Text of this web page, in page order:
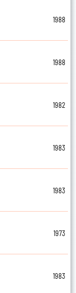
1988
1988
1982
1983
1983
1973
1983